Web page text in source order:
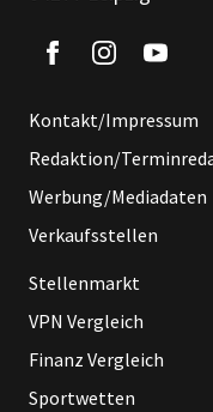
Kontakt/Impressum
Redaktion/
Werbung/Mediadaten
Verkaufsstellen
Stellenmarkt
VPN Vergleich
Finanz Vergleich
Sportwetten